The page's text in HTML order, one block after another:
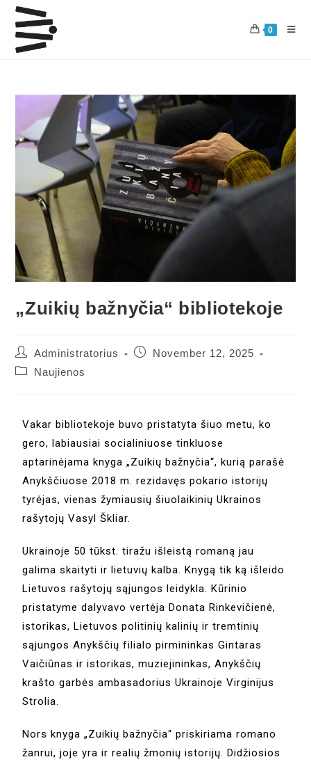
0
„Zuikių bažnyčia“ bibliotekoje
Administratorius
November 12, 2025
Naujienos
Vakar bibliotekoje buvo pristatyta šiuo metu, ko
gero, labiausiai socialiniuose tinkluose
aptarinėjama knyga „Zuikių bažnyčia“, kurią parašė
Anykščiuose 2018 m. rezidavęs pokario istorijų
tyrėjas, vienas žymiausių šiuolaikinių Ukrainos
rašytojų Vasyl Škliar.
Ukrainoje 50 tūkst. tiražu išleistą romaną jau
galima skaityti ir lietuvių kalba. Knygą tik ką išleido
Lietuvos rašytojų sąjungos leidykla. Kūrinio
pristatyme dalyvavo vertėja Donata Rinkevičienė,
istorikas, Lietuvos politinių kalinių ir tremtinių
sąjungos Anykščių filialo pirmininkas Gintaras
Vaičiūnas ir istorikas, muziejininkas, Anykščių
krašto garbės ambasadorius Ukrainoje Virginijus
Strolia.
Nors knyga „Zuikių bažnyčia“ priskiriama romano
žanrui, joje yra ir realių žmonių istorijų. Didžiosios